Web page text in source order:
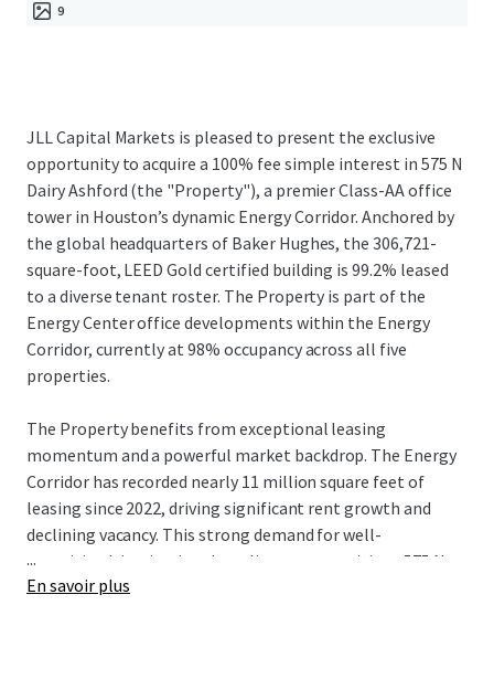
9
JLL Capital Markets is pleased to present the exclusive
opportunity to acquire a 100% fee simple interest in 575 N
Dairy Ashford (the "Property"), a premier Class-AA office
tower in Houston’s dynamic Energy Corridor. Anchored by
the global headquarters of Baker Hughes, the 306,721-
square-foot, LEED Gold certified building is 99.2% leased
to a diverse tenant roster. The Property is part of the
Energy Center office developments within the Energy
Corridor, currently at 98% occupancy across all five
properties.
The Property benefits from exceptional leasing
momentum and a powerful market backdrop. The Energy
Corridor has recorded nearly 11 million square feet of
leasing since 2022, driving significant rent growth and
declining vacancy. This strong demand for well-
amenitized, institutional-quality assets positions 575 N
Dairy Ashford to capture substantial rental upside, with its
...
En savoir plus